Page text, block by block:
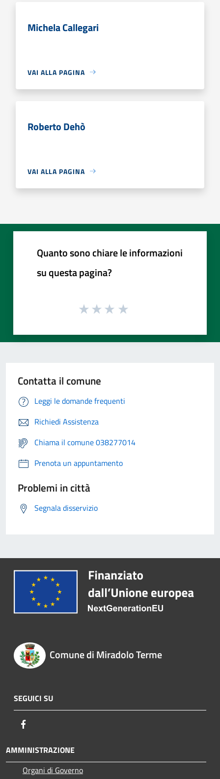
Michela Callegari
VAI ALLA PAGINA
Roberto Dehò
VAI ALLA PAGINA
Quanto sono chiare le informazioni
su questa pagina?
Contatta il comune
Leggi le domande frequenti
Richiedi Assistenza
Chiama il comune 038277014
Prenota un appuntamento
Problemi in città
Segnala disservizio
Comune di Miradolo Terme
SEGUICI SU
AMMINISTRAZIONE
Organi di Governo